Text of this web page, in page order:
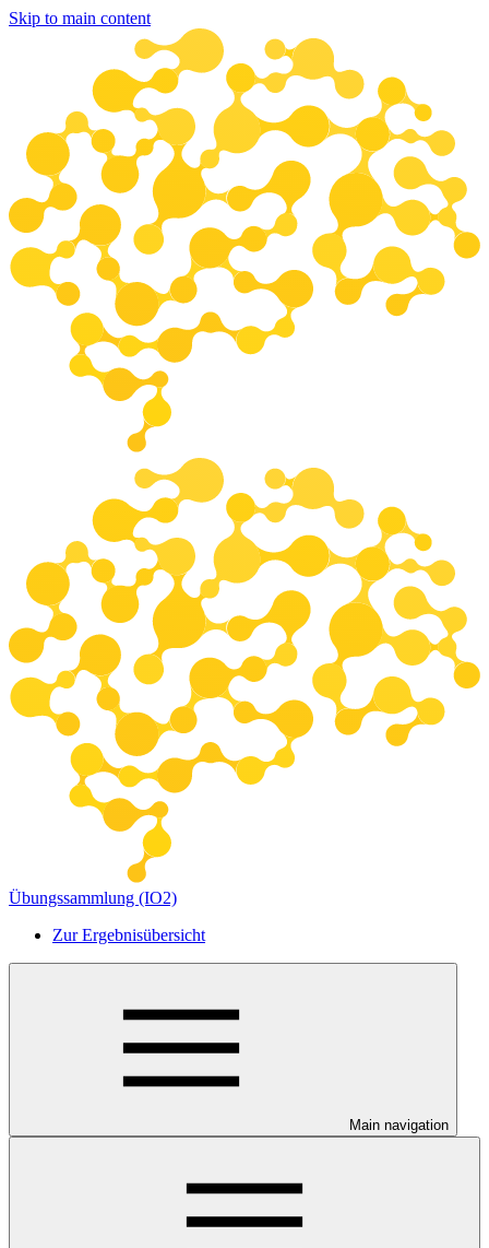
Skip to main content
Übungssammlung (IO2)
Zur Ergebnisübersicht
Main navigation